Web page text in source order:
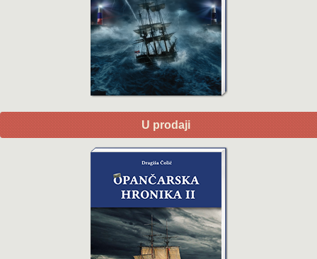
U prodaji